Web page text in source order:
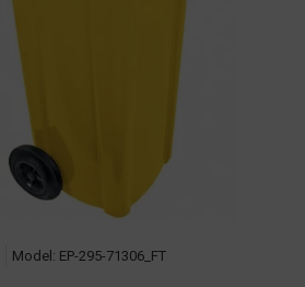
Model: EP-295-71306_FT